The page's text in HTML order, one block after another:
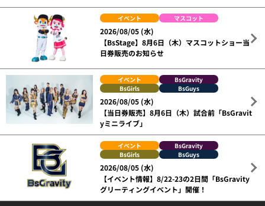
イベント マスコット
2026/08/05 (水)
【BsStage】8月6日（木）マスコットショー当
日券販売のお知らせ
イベント
BsGravity
BsGirls
BsGuys
2026/08/05 (水)
【当日券販売】8月6日（木）試合前「BsGravit
yミニライブ」
イベント
BsGravity
BsGirls
BsGuys
2026/08/05 (水)
【イベント情報】8/22-23の2日間「BsGravity
グリーティングイベント」開催！